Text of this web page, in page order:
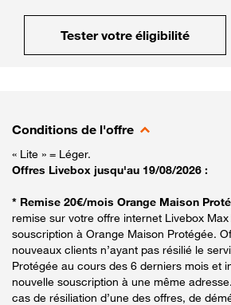
Tester votre éligibilité
Conditions de l'offre
« Lite » = Léger.
Offres Livebox jusqu'au 19/08/2026 :
* Remise 20€/mois Orange Maison
remise sur votre offre internet Livebox
souscription à Orange Maison Protégée.
nouveaux clients n’ayant pas résilié le
Protégée au cours des 6 derniers mois et
nouvelle souscription à une même
cas de résiliation d’une des offres, de